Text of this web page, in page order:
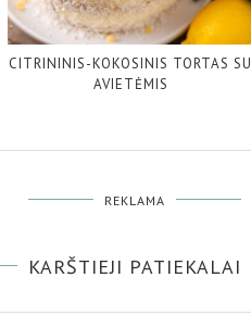
CITRININIS-KOKOSINIS TORTAS SU
AVIETĖMIS
REKLAMA
KARŠTIEJI PATIEKALAI